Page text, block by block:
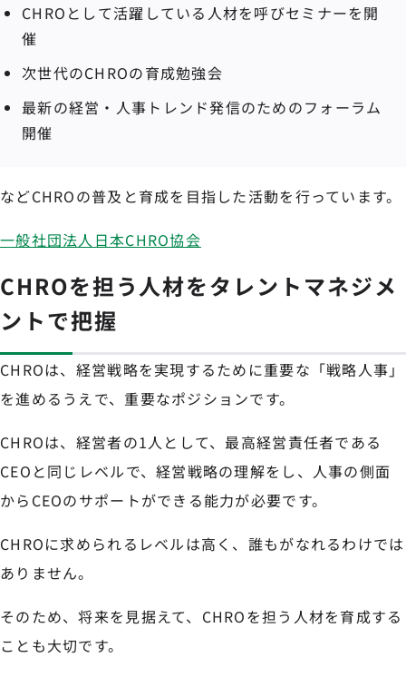
CHROとして活躍している人材を呼びセミナーを開
催
次世代のCHROの育成勉強会
最新の経営・人事トレンド発信のためのフォーラム
開催
などCHROの普及と育成を目指した活動を行っています。
一般社団法人日本CHRO協会
CHROを担う人材をタレントマネジメ
ントで把握
CHROは、経営戦略を実現するために重要な「戦略人事」
を進めるうえで、重要なポジションです。
CHROは、経営者の1人として、最高経営責任者である
CEOと同じレベルで、経営戦略の理解をし、人事の側面
からCEOのサポートができる能力が必要です。
CHROに求められるレベルは高く、誰もがなれるわけでは
ありません。
そのため、将来を見据えて、CHROを担う人材を育成する
ことも大切です。